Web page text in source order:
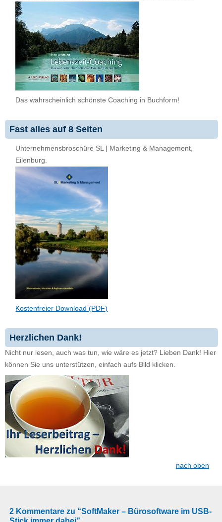
Das wahrscheinlich schönste Coaching in Buchform!
Fast alles auf 8 Seiten
Unternehmensbroschüre SL | Marketing & Management,
Eilenburg.
Kostenfreier Download (PDF)
Herzlichen Dank!
Nicht nur lesen, auch was tun, wie wäre es jetzt? Lieben Dank! Hier
können Sie uns unterstützen, einfach aufs Bild klicken.
nach oben
2 Kommentare zu “SoftMaker – Bürosoftware im USB-